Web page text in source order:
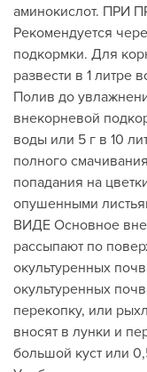
аминокислот.
Рекомендуется
подкормки. Для
развести в 1 литре
Полив до
внекорневой
воды или 5 г в 10
полного
попадания на
опушенными
ВИДЕ Основное
рассыпают по
окультуренных
окультуренных
перекопку, или
вносят в лунки и
большой куст или